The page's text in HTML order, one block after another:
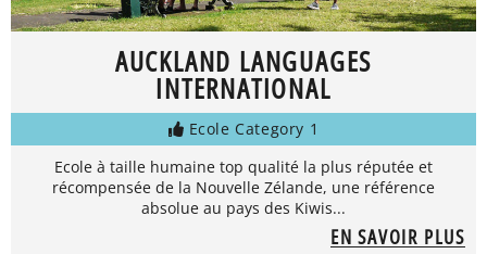
AUCKLAND LANGUAGES
INTERNATIONAL
Ecole Category 1
Ecole à taille humaine top qualité la plus réputée et
récompensée de la Nouvelle Zélande, une référence
absolue au pays des Kiwis...
EN SAVOIR PLUS